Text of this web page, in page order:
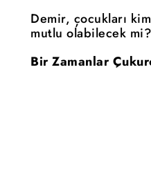
Demir, çocukları
mutlu olabilecek
Bir Zamanlar